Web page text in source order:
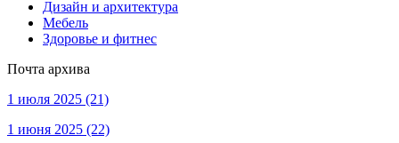
Дизайн и архитектура
Мебель
Здоровье и фитнес
Почта архива
1 июля 2025 (21)
1 июня 2025 (22)